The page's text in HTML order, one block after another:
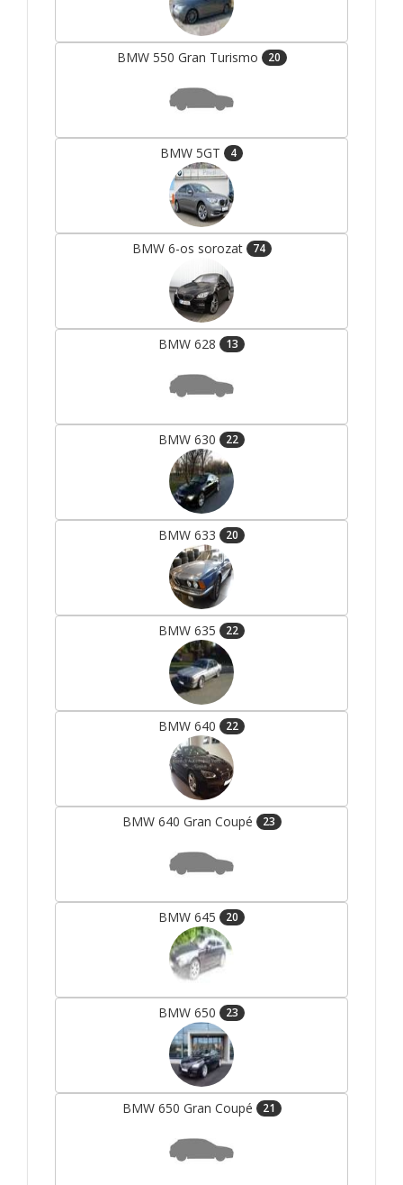
BMW 550 Gran Turismo 20
BMW 5GT 4
BMW 6-os sorozat 74
BMW 628 13
BMW 630 22
BMW 633 20
BMW 635 22
BMW 640 22
BMW 640 Gran Coupé 23
BMW 645 20
BMW 650 23
BMW 650 Gran Coupé 21